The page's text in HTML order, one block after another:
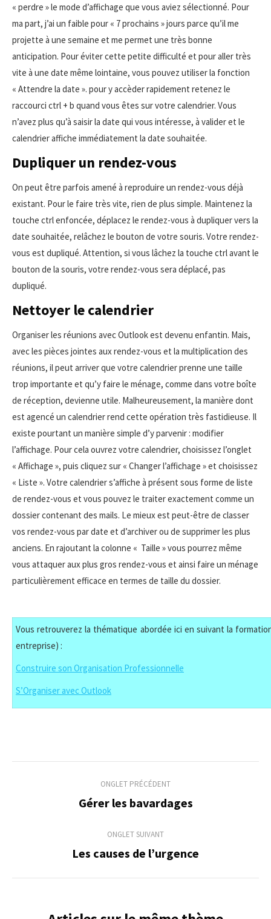
« perdre » le mode d’affichage que vous aviez sélectionné. Pour
ma part, j’ai un faible pour « 7 prochains » jours parce qu’il me
projette à une semaine et me permet une très bonne
anticipation. Pour éviter cette petite difficulté et pour aller très
vite à une date même lointaine, vous pouvez utiliser la fonction
« Attendre la date ». pour y accèder rapidement retenez le
raccourci ctrl + b quand vous êtes sur votre calendrier. Vous
n’avez plus qu’à saisir la date qui vous intéresse, à valider et le
calendrier affiche immédiatement la date souhaitée.
Dupliquer un rendez-vous
On peut être parfois amené à reproduire un rendez-vous déjà
existant. Pour le faire très vite, rien de plus simple. Maintenez la
touche ctrl enfoncée, déplacez le rendez-vous à dupliquer vers la
date souhaitée, relâchez le bouton de votre souris. Votre rendez-
vous est dupliqué. Attention, si vous lâchez la touche ctrl avant le
bouton de la souris, votre rendez-vous sera déplacé, pas
dupliqué.
Nettoyer le calendrier
Organiser les réunions avec Outlook est devenu enfantin. Mais,
avec les pièces jointes aux rendez-vous et la multiplication des
réunions, il peut arriver que votre calendrier prenne une taille
trop importante et qu’y faire le ménage, comme dans votre boîte
de réception, devienne utile. Malheureusement, la manière dont
est agencé un calendrier rend cette opération très fastidieuse. Il
existe pourtant un manière simple d’y parvenir : modifier
l’affichage. Pour cela ouvrez votre calendrier, choisissez l’onglet
« Affichage », puis cliquez sur « Changer l’affichage » et choisissez
« Liste ». Votre calendrier s’affiche à présent sous forme de liste
de rendez-vous et vous pouvez le traiter exactement comme un
dossier contenant des mails. Le mieux est peut-être de classer
vos rendez-vous par date et d’archiver ou de supprimer les plus
anciens. En rajoutant la colonne « Taille » vous pourrez même
vous attaquer aux plus gros rendez-vous et ainsi faire un ménage
particulièrement efficace en termes de taille du dossier.
Vous retrouverez la thématique abordée ici en suivant la
entreprise) :
Construire son Organisation Professionnelle
S’Organiser avec Outlook
commentaire
ONGLET PRÉCÉDENT
Onglet
Gérer les bavardages
ONGLET SUIVANT
Onglet
Les causes de l’urgence